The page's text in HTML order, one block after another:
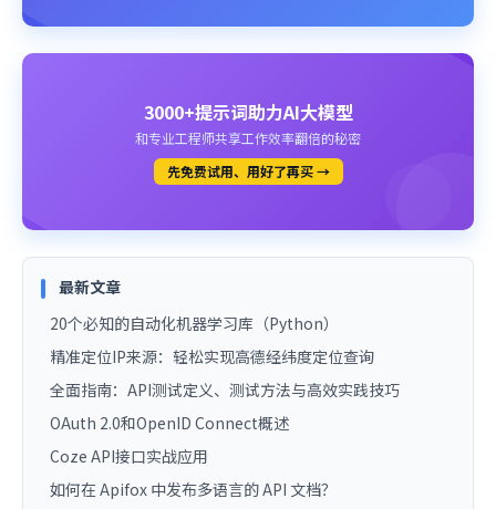
3000+提示词助力AI大模型
和专业工程师共享工作效率翻倍的秘密
先免费试用、用好了再买 →
最新文章
20个必知的自动化机器学习库（Python）
精准定位IP来源：轻松实现高德经纬度定位查询
全面指南：API测试定义、测试方法与高效实践技巧
OAuth 2.0和OpenID Connect概述
Coze API接口实战应用
如何在 Apifox 中发布多语言的 API 文档？